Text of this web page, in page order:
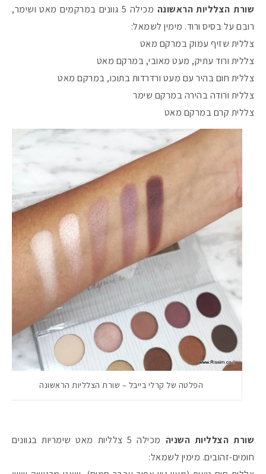
שורת הצלליות הראשונה
מכילה 5 גוונים במרקמים מאט ושימר,
רובם על בסיס ורוד. מימין לשמאל:
צללית שזיף עמוק במרקם מאט
צללית ורוד עתיק, מעט מאובי, במרקם מאט
צללית חום בהיר עם מעט ורדרדות בתוכו, במרקם מאט
צללית ורודה בהירה במרקם שימר
צללית קרם במרקם מאט
הפלטה של קרלי בייבל – שורת הצלליות הראשונה
שורת הצלליות השניה
מכילה 5 צלליות מאט שימריות בגוונים
חומים-זהובים. מימין לשמאל: